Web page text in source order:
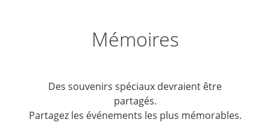
Mémoires
Des souvenirs spéciaux devraient être
partagés.
Partagez les événements les plus mémorables.